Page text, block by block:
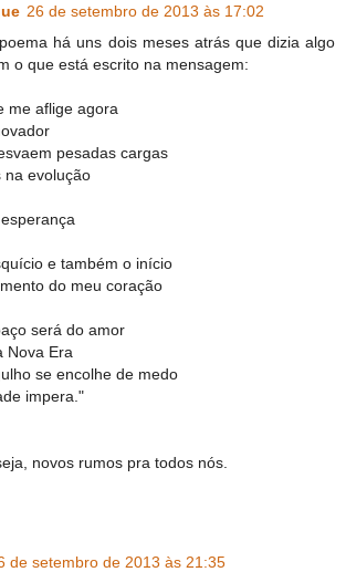
26 de setembro de 2013 às 17:02
há uns dois meses atrás que dizia algo
o que está escrito na mensagem:
me aflige agora
pesadas cargas
na evolução
e também o início
do meu coração
será do amor
Nova Era
se encolhe de medo
impera."
novos rumos pra todos nós.
de setembro de 2013 às 21:35